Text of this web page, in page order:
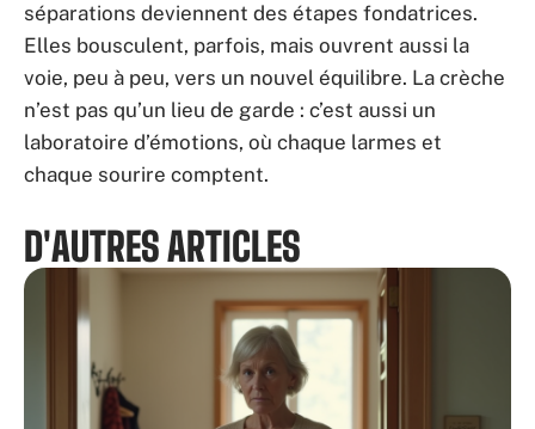
séparations deviennent des étapes fondatrices.
Elles bousculent, parfois, mais ouvrent aussi la
voie, peu à peu, vers un nouvel équilibre. La crèche
n’est pas qu’un lieu de garde : c’est aussi un
laboratoire d’émotions, où chaque larmes et
chaque sourire comptent.
D'AUTRES ARTICLES